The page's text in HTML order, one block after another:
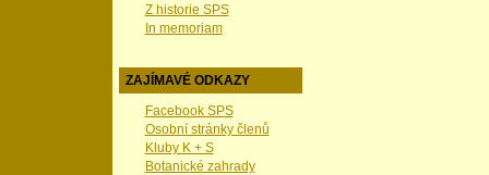
Z historie SPS
In memoriam
ZAJÍMAVÉ ODKAZY
Facebook SPS
Osobní stránky členů
Kluby K + S
Botanické zahrady